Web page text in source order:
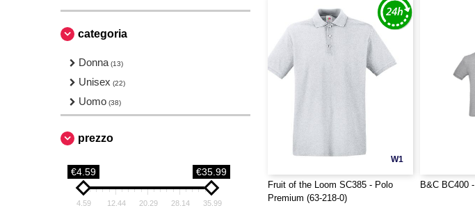
categoria
Donna (13)
Unisex (22)
Uomo (38)
prezzo
€4.59 €35.99
4.59 12.44 20.29 28.14 35.99
W1
Fruit of the Loom SC385 - Polo
Premium (63-218-0)
B&C BC400